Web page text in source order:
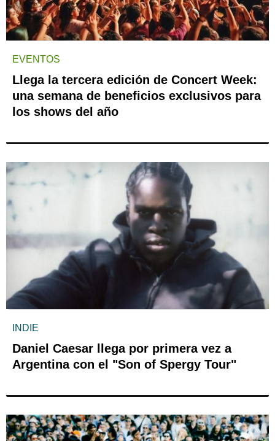
EVENTOS
Llega la tercera edición de Concert Week:
una semana de beneficios exclusivos para
los shows del año
INDIE
Daniel Caesar llega por primera vez a
Argentina con el "Son of Spergy Tour"